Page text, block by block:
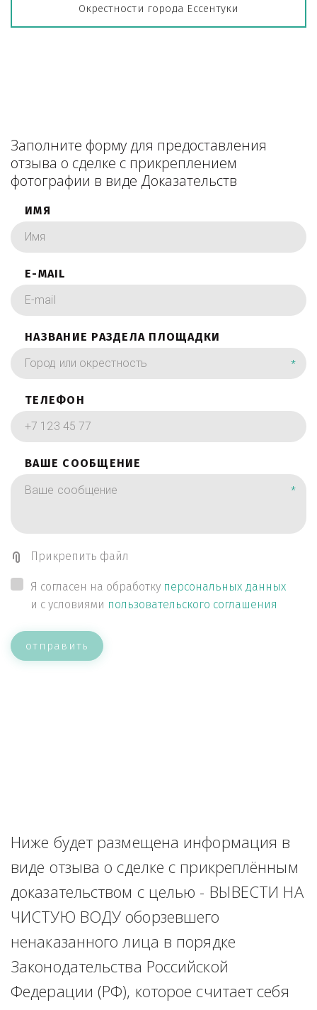
Окрестности города Ессентуки
Заполните форму для предоставления
отзыва о сделке с прикреплением
фотографии в виде Доказательств
ИМЯ
E-MAIL
НАЗВАНИЕ РАЗДЕЛА ПЛОЩАДКИ
*
ТЕЛЕФОН
ВАШЕ СООБЩЕНИЕ
*
Прикрепить файл
Я согласен на обработку персональных данных
и с условиями пользовательского соглашения
отправить
Ниже будет размещена информация в
виде отзыва о сделке с прикреплённым
доказательством с целью - ВЫВЕСТИ НА
ЧИСТУЮ ВОДУ оборзевшего
ненаказанного лица в порядке
Законодательства Российской
Федерации (РФ), которое считает себя